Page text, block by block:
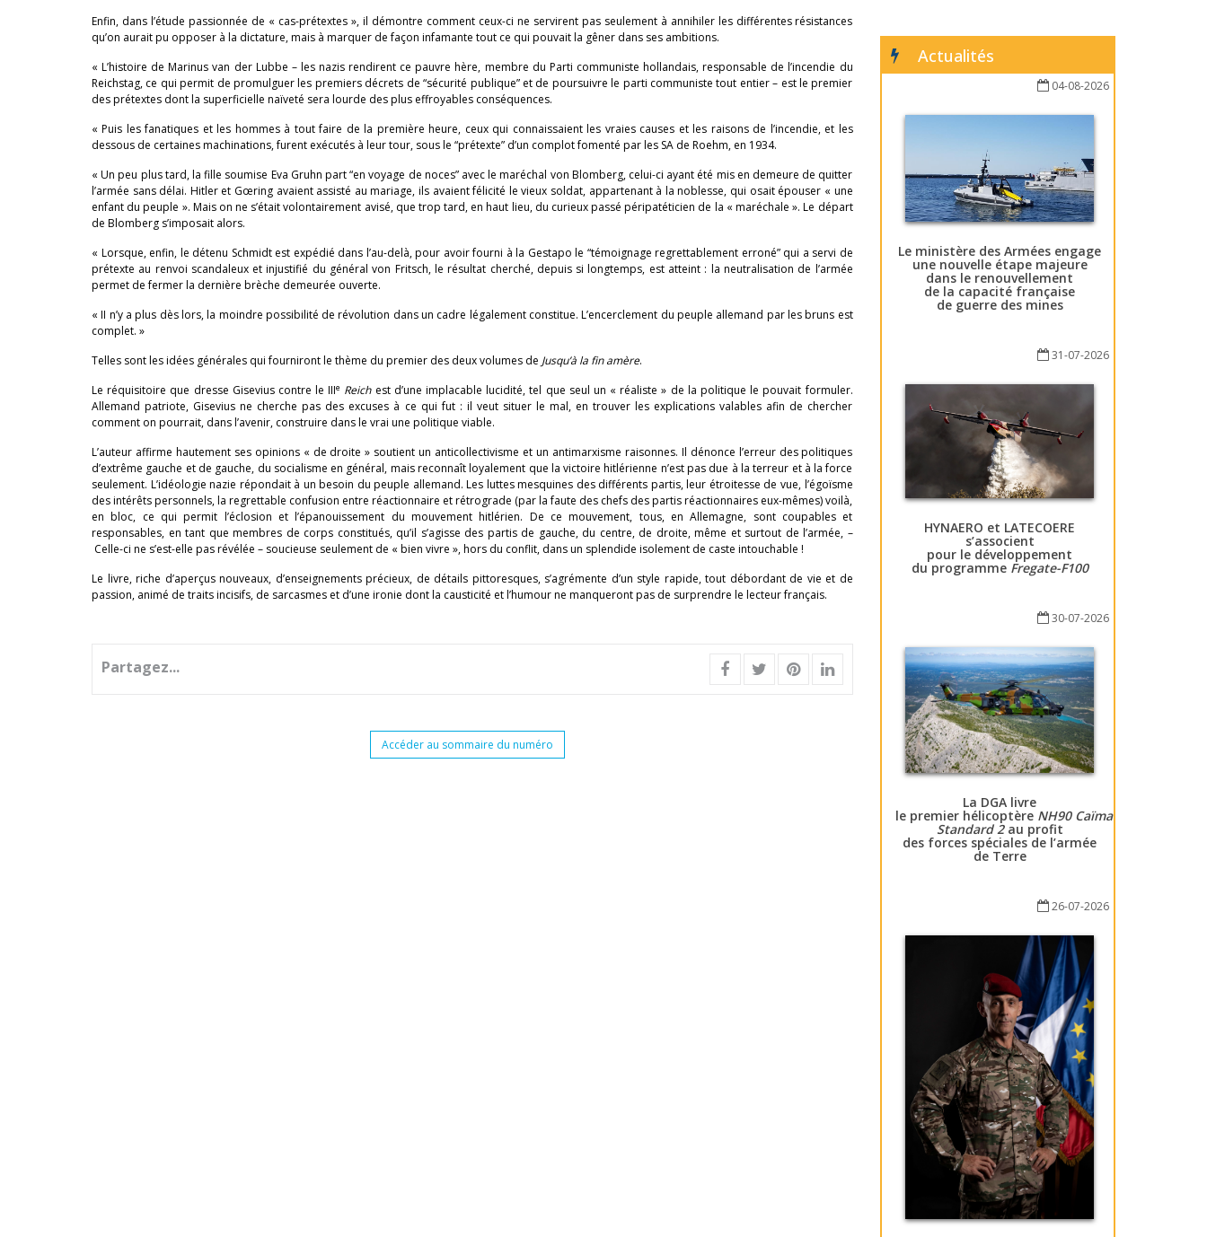
Enfin, dans l’étude passionnée de « cas-prétextes », il démontre comment ceux-ci ne servirent pas seulement à annihiler les différentes résistances
qu’on aurait pu opposer à la dictature, mais à marquer de façon infamante tout ce qui pouvait la gêner dans ses ambitions.
« L’histoire de Marinus van der Lubbe – les nazis rendirent ce pauvre hère, membre du Parti communiste hollandais, responsable de l’incendie du
Reichstag, ce qui permit de promulguer les premiers décrets de “sécurité publique” et de poursuivre le parti communiste tout entier – est le premier
des prétextes dont la superficielle naïveté sera lourde des plus effroyables conséquences.
« Puis les fanatiques et les hommes à tout faire de la première heure, ceux qui connaissaient les vraies causes et les raisons de l’incendie, et les
dessous de certaines machinations, furent exécutés à leur tour, sous le “prétexte” d’un complot fomenté par les SA de Roehm, en 1934.
« Un peu plus tard, la fille soumise Eva Gruhn part “en voyage de noces” avec le maréchal von Blomberg, celui-ci ayant été mis en demeure de quitter
l’armée sans délai. Hitler et Gœring avaient assisté au mariage, ils avaient félicité le vieux soldat, appartenant à la noblesse, qui osait épouser « une
enfant du peuple ». Mais on ne s’était volontairement avisé, que trop tard, en haut lieu, du curieux passé péripatéticien de la « maréchale ». Le départ
de Blomberg s’imposait alors.
« Lorsque, enfin, le détenu Schmidt est expédié dans l’au-delà, pour avoir fourni à la Gestapo le “témoignage regrettablement erroné” qui a servi de
prétexte au renvoi scandaleux et injustifié du général von Fritsch, le résultat cherché, depuis si longtemps, est atteint : la neutralisation de l’armée
permet de fermer la dernière brèche demeurée ouverte.
« II n’y a plus dès lors, la moindre possibilité de révolution dans un cadre légalement constitue. L’encerclement du peuple allemand par les bruns est
complet. »
Telles sont les idées générales qui fourniront le thème du premier des deux volumes de Jusqu’à la fin amère.
Le réquisitoire que dresse Gisevius contre le IIIe Reichest d’une implacable lucidité, tel que seul un « réaliste » de la politique le pouvait formuler.
Allemand patriote, Gisevius ne cherche pas des excuses à ce qui fut : il veut situer le mal, en trouver les explications valables afin de chercher
comment on pourrait, dans l’avenir, construire dans le vrai une politique viable.
L’auteur affirme hautement ses opinions « de droite » soutient un anticollectivisme et un antimarxisme raisonnes. Il dénonce l’erreur des politiques
d’extrême gauche et de gauche, du socialisme en général, mais reconnaît loyalement que la victoire hitlérienne n’est pas due à la terreur et à la force
seulement. L’idéologie nazie répondait à un besoin du peuple allemand. Les luttes mesquines des différents partis, leur étroitesse de vue, l’égoïsme
des intérêts personnels, la regrettable confusion entre réactionnaire et rétrograde (par la faute des chefs des partis réactionnaires eux-mêmes) voilà,
en bloc, ce qui permit l’éclosion et l’épanouissement du mouvement hitlérien. De ce mouvement, tous, en Allemagne, sont coupables et
responsables, en tant que membres de corps constitués, qu’il s’agisse des partis de gauche, du centre, de droite, même et surtout de l’armée, –
Celle-ci ne s’est-elle pas révélée – soucieuse seulement de « bien vivre », hors du conflit, dans un splendide isolement de caste intouchable !
Le livre, riche d’aperçus nouveaux, d’enseignements précieux, de détails pittoresques, s’agrémente d’un style rapide, tout débordant de vie et de
passion, animé de traits incisifs, de sarcasmes et d’une ironie dont la causticité et l’humour ne manqueront pas de surprendre le lecteur français.
Partagez...
Accéder au sommaire du numéro
Actualités
04-08-2026
Le ministère des Armées engage
une nouvelle étape majeure
dans le renouvellement
de la capacité française
de guerre des mines
31-07-2026
HYNAERO et LATECOERE
s’associent
pour le développement
du programme Fregate-F100
30-07-2026
La DGA livre
le premier hélicoptère NH90 Caïman
Standard 2au profit
des forces spéciales de l’armée
de Terre
26-07-2026